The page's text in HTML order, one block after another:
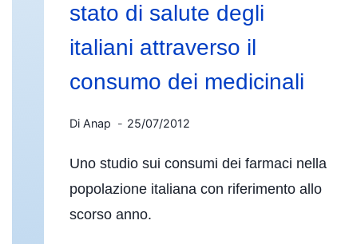
stato di salute degli
italiani attraverso il
consumo dei medicinali
Di Anap 25/07/2012
Uno studio sui consumi dei farmaci nella
popolazione italiana con riferimento allo
scorso anno.